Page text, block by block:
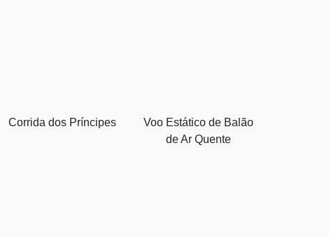
Corrida dos Príncipes
Voo Estático de Balão
de Ar Quente